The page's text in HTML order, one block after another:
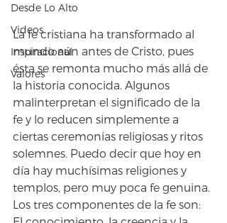
Desde Lo Alto
Videos
Inspiracional
Valores
La fe cristiana ha transformado al
mundo aún antes de Cristo, pues
ésta se remonta mucho más allá de
la historia conocida. Algunos
malinterpretan el significado de la
fe y lo reducen simplemente a
ciertas ceremonias religiosas y ritos
solemnes. Puedo decir que hoy en
día hay muchísimas religiones y
templos, pero muy poca fe genuina.
Los tres componentes de la fe son: